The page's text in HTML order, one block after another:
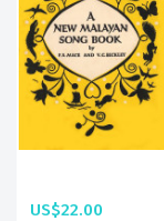
US$22.00